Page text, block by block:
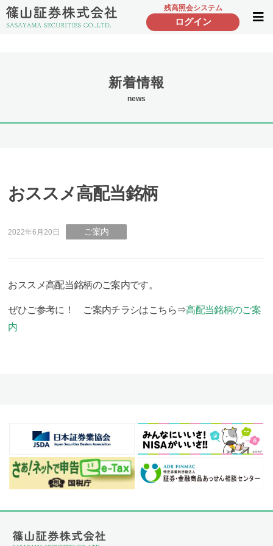
残高照会システム
ログイン
新着情報
news
おススメ高配当銘柄
2022年6月20日 ご案内
おススメ高配当銘柄のご案内です。
ぜひご参考に！ ご案内チラシはこちら⇒高配当銘柄のご案
内